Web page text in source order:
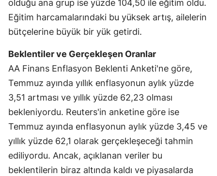
olduğu ana grup ise yüzde 104,50 ile eğitim oldu.
Eğitim harcamalarındaki bu yüksek artış, ailelerin
bütçelerine büyük bir yük getirdi.
Beklentiler ve Gerçekleşen Oranlar
AA Finans Enflasyon Beklenti Anketi'ne göre,
Temmuz ayında yıllık enflasyonun aylık yüzde
3,51 artması ve yıllık yüzde 62,23 olması
bekleniyordu. Reuters'in anketine göre ise
Temmuz ayında enflasyonun aylık yüzde 3,45 ve
yıllık yüzde 62,1 olarak gerçekleşeceği tahmin
ediliyordu. Ancak, açıklanan veriler bu
beklentilerin biraz altında kaldı ve piyasalarda